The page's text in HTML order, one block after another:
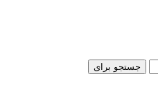
جستجو برای